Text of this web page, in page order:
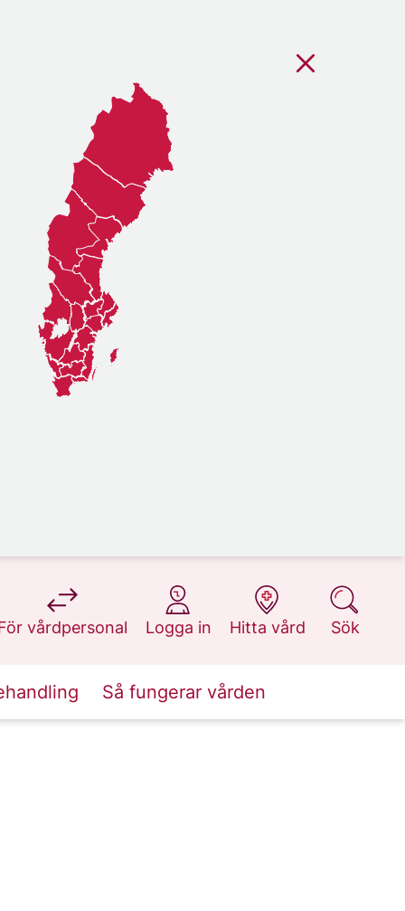
vårdpersonal
på 1177.se
Logga in
på 1177.se
Hitta vård
på 1177.se
Sök
på 1177.se
Så fungerar vården